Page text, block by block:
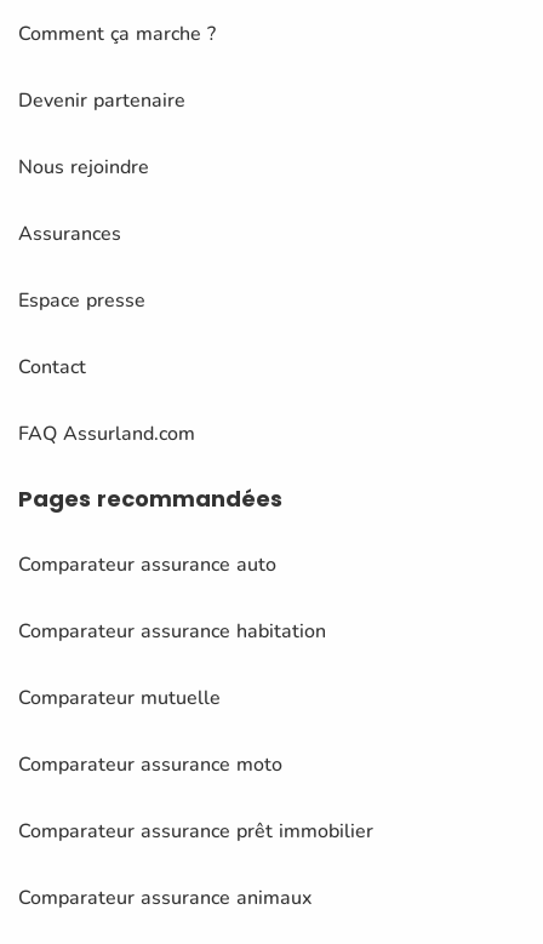
Comment ça marche ?
Devenir partenaire
Nous rejoindre
Assurances
Espace presse
Contact
FAQ Assurland.com
Pages recommandées
Comparateur assurance auto
Comparateur assurance habitation
Comparateur mutuelle
Comparateur assurance moto
Comparateur assurance prêt immobilier
Comparateur assurance animaux